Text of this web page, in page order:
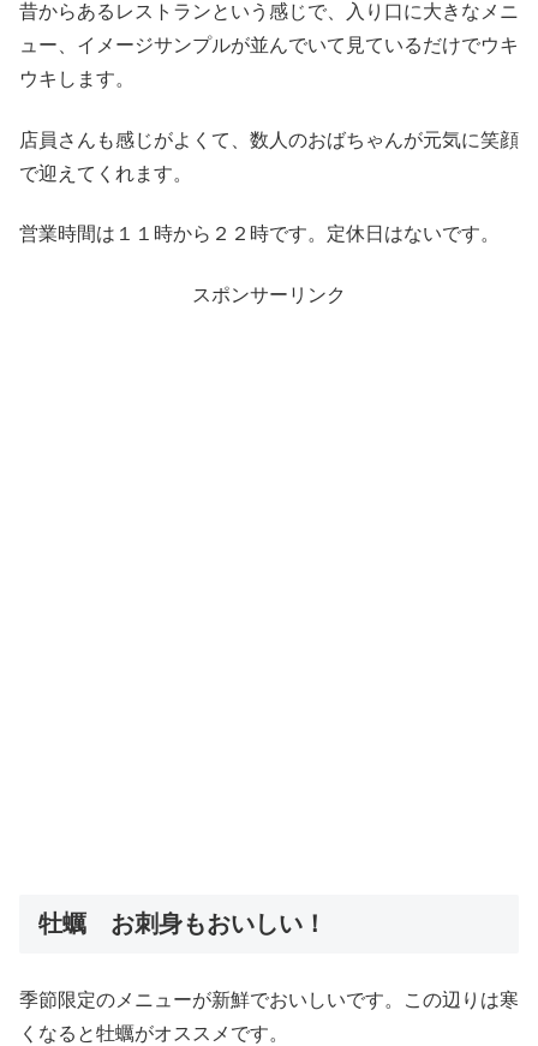
昔からあるレストランという感じで、入り口に大きなメニ
ュー、イメージサンプルが並んでいて見ているだけでウキ
ウキします。
店員さんも感じがよくて、数人のおばちゃんが元気に笑顔
で迎えてくれます。
営業時間は１１時から２２時です。定休日はないです。
スポンサーリンク
牡蠣 お刺身もおいしい！
季節限定のメニューが新鮮でおいしいです。この辺りは寒
くなると牡蠣がオススメです。